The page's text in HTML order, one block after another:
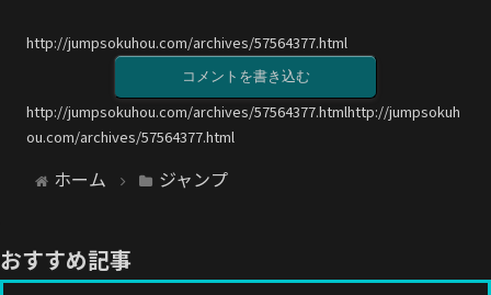
http://jumpsokuhou.com/archives/57564377.html
コメントを書き込む
http://jumpsokuhou.com/archives/57564377.htmlhttp://jumpsokuh
ou.com/archives/57564377.html
ホーム ジャンプ
おすすめ記事